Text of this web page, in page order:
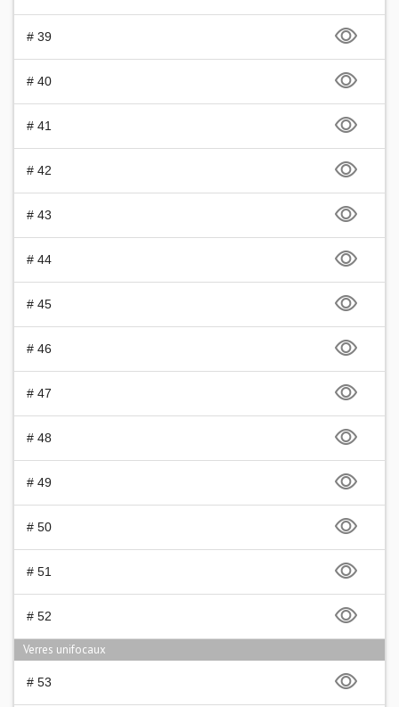
# 39
# 40
# 41
# 42
# 43
# 44
# 45
# 46
# 47
# 48
# 49
# 50
# 51
# 52
Verres unifocaux
# 53